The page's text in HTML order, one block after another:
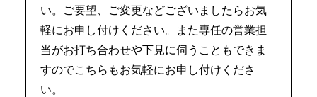
い。ご要望、ご変更などございましたらお気
軽にお申し付けください。また専任の営業担
当がお打ち合わせや下見に伺うこともできま
すのでこちらもお気軽にお申し付けくださ
い。